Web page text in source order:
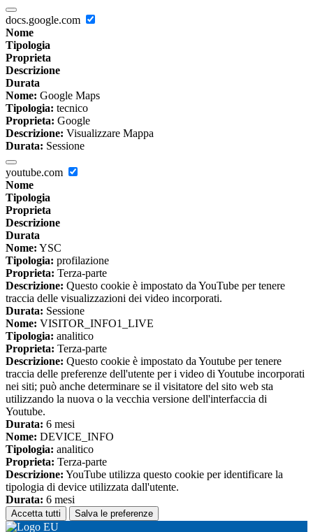
docs.google.com
Nome
Tipologia
Proprieta
Descrizione
Durata
Nome: Google Maps
Tipologia: tecnico
Proprieta: Google
Descrizione: Visualizzare Mappa
Durata: Sessione
youtube.com
Nome
Tipologia
Proprieta
Descrizione
Durata
Nome: YSC
Tipologia: profilazione
Proprieta: Terza-parte
Descrizione: Questo cookie è impostato da YouTube per tenere
traccia delle visualizzazioni dei video incorporati.
Durata: Sessione
Nome: VISITOR_INFO1_LIVE
Tipologia: analitico
Proprieta: Terza-parte
Descrizione: Questo cookie è impostato da Youtube per tenere
traccia delle preferenze dell'utente per i video di Youtube incorporati
nei siti; può anche determinare se il visitatore del sito web sta
utilizzando la nuova o la vecchia versione dell'interfaccia di
Youtube.
Durata: 6 mesi
Nome: DEVICE_INFO
Tipologia: analitico
Proprieta: Terza-parte
Descrizione: YouTube utilizza questo cookie per identificare la
tipologia di device utilizzata dall'utente.
Durata: 6 mesi
Accetta tutti Salva le preferenze